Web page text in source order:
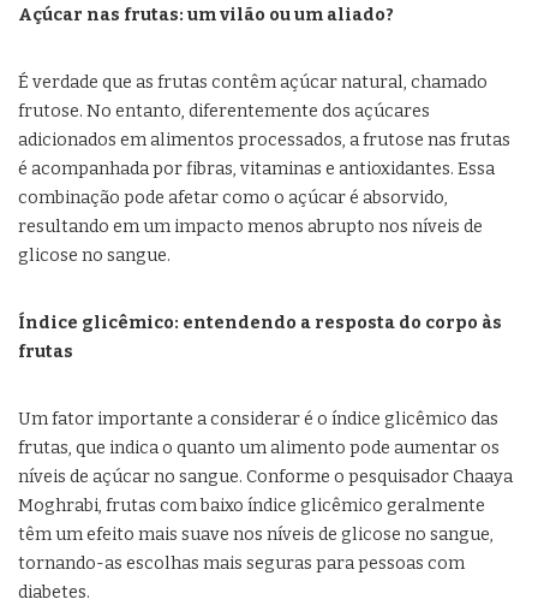
Açúcar nas frutas: um vilão ou um aliado?
É verdade que as frutas contêm açúcar natural, chamado
frutose. No entanto, diferentemente dos açúcares
adicionados em alimentos processados, a frutose nas frutas
é acompanhada por fibras, vitaminas e antioxidantes. Essa
combinação pode afetar como o açúcar é absorvido,
resultando em um impacto menos abrupto nos níveis de
glicose no sangue.
Índice glicêmico: entendendo a resposta do corpo às
frutas
Um fator importante a considerar é o índice glicêmico das
frutas, que indica o quanto um alimento pode aumentar os
níveis de açúcar no sangue. Conforme o pesquisador Chaaya
Moghrabi, frutas com baixo índice glicêmico geralmente
têm um efeito mais suave nos níveis de glicose no sangue,
tornando-as escolhas mais seguras para pessoas com
diabetes.